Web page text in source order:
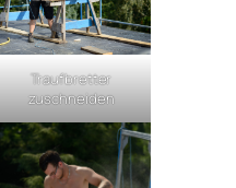
Traufbretter
zuschneiden